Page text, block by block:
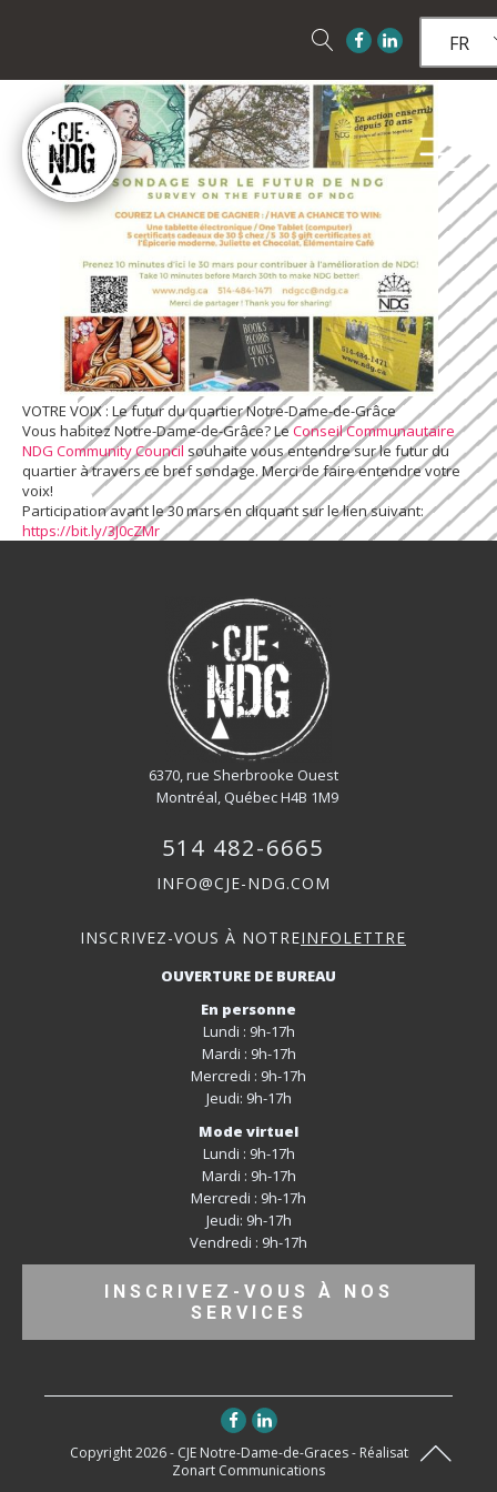
FR
VOTRE VOIX : Le futur du quartier Notre-Dame-de-Grâce
Vous habitez Notre-Dame-de-Grâce? LeConseil Communautaire
NDG Community Council souhaite vous entendre sur le futur du
quartier à travers ce bref sondage. Merci de faire entendre votre
voix!
Participation avant le 30 mars en cliquant sur le lien suivant:
https://bit.ly/3J0cZMr
6370, rue Sherbrooke Ouest
Montréal, Québec H4B 1M9
514 482-6665
INFO@CJE-NDG.COM
INSCRIVEZ-VOUS À NOTREINFOLETTRE
OUVERTURE DE BUREAU
En personne
Lundi : 9h-17h
Mardi : 9h-17h
Mercredi : 9h-17h
Jeudi: 9h-17h
Mode virtuel
Lundi : 9h-17h
Mardi : 9h-17h
Mercredi : 9h-17h
Jeudi: 9h-17h
Vendredi : 9h-17h
INSCRIVEZ-VOUS À NOS
SERVICES
Copyright 2026 - CJE Notre-Dame-de-Graces - Réalisation
Zonart Communications